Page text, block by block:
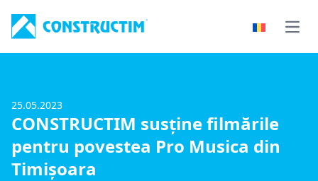
25.05.2023
CONSTRUCTIM susține filmările
pentru povestea Pro Musica din
Timișoara